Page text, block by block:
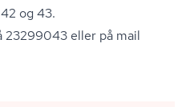
og 43.
23299043 eller på mail